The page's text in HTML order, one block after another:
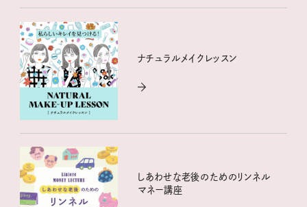
ナチュラルメイクレッスン
しあわせな老後のためのリンネル
マネー講座